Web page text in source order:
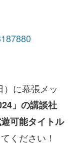
に幕張メッ
」の講談社
可能タイトル
ください！